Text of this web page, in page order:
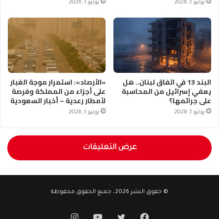
يوليو 1, 2026 يوليو 1, 2026
البند 13 في اتفاق لبنان.. هل
يعفي إسرائيل من المحاسبة
على جرائمها؟
يوليو 1, 2026
«الأرصاد»: استمرار موجة الغبار
على أجزاء من المملكة وفرصة
لأمطار رعدية – أخبار السعودية
يوليو 1, 2026
عرض التعليقات
© حقوق النشر 2026، جميع الحقوق محفوظة
فيسبوكتويتر يوتيوبانستقرام